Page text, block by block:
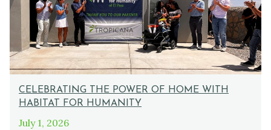
CELEBRATING THE POWER OF HOME WITH
HABITAT FOR HUMANITY
July 1, 2026